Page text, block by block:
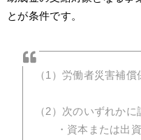
とが条件です。
（1）労働者災害補
（2）次のいずれかに
・資本または出資